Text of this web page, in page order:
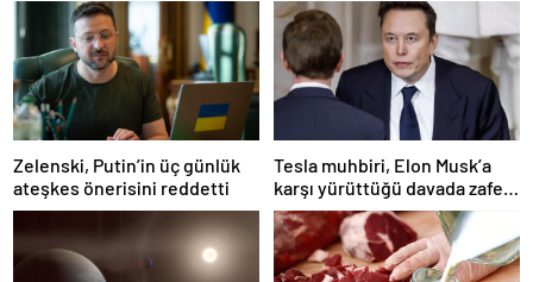
Zelenski, Putin’in üç günlük
ateşkes önerisini reddetti
Tesla muhbiri, Elon Musk’a
karşı yürüttüğü davada zafer
kazandı